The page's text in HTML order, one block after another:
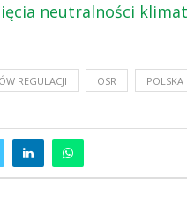
neutralności
REGULACJI OSR POLSKA